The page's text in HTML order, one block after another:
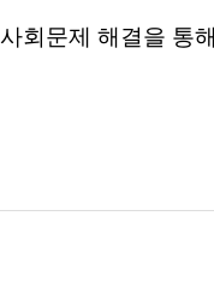
사회문제 해결을 통해